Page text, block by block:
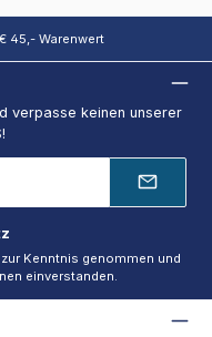
45,- Warenwert
verpasse keinen unserer
zur Kenntnis genommen und
einverstanden.